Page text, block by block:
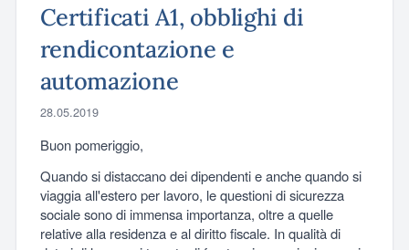
Certificati A1, obblighi di
rendicontazione e
automazione
28.05.2019
Buon pomeriggio,
Quando si distaccano dei dipendenti e anche quando si
viaggia all'estero per lavoro, le questioni di sicurezza
sociale sono di immensa importanza, oltre a quelle
relative alla residenza e al diritto fiscale. In qualità di